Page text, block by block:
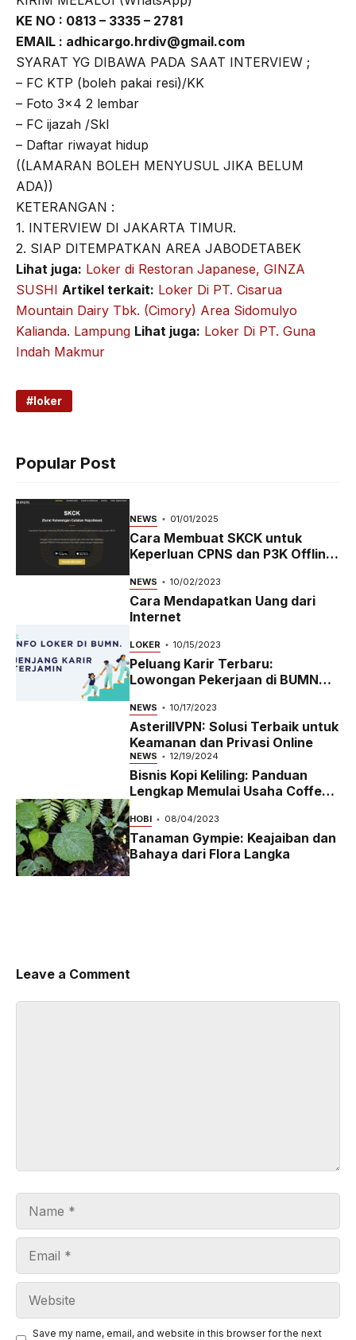
KE NO : 0813 – 3335 – 2781
EMAIL : adhicargo.hrdiv@gmail.com
SYARAT YG DIBAWA PADA SAAT INTERVIEW ;
– FC KTP (boleh pakai resi)/KK
– Foto 3×4 2 lembar
– FC ijazah /Skl
– Daftar riwayat hidup
((LAMARAN BOLEH MENYUSUL JIKA BELUM
ADA))
KETERANGAN :
1. INTERVIEW DI JAKARTA TIMUR.
2. SIAP DITEMPATKAN AREA JABODETABEK
Lihat juga: Loker di Restoran Japanese, GINZA
SUSHI Artikel terkait: Loker Di PT. Cisarua
Mountain Dairy Tbk. (Cimory) Area Sidomulyo
Kalianda. Lampung Lihat juga: Loker Di PT. Guna
Indah Makmur
loker
Popular Post
NEWS 01/01/2025
Cara Membuat SKCK untuk
Keperluan CPNS dan P3K Offline
NEWS 10/02/2023
Cara Mendapatkan Uang dari
Internet
LOKER 10/15/2023
Peluang Karir Terbaru:
Lowongan Pekerjaan di BUMN
NEWS 10/17/2023
AsterillVPN: Solusi Terbaik untuk
Keamanan dan Privasi Online
NEWS 12/19/2024
Bisnis Kopi Keliling: Panduan
Lengkap Memulai Usaha Coffee
Bike yang Menguntungkan di
2024
HOBI 08/04/2023
Tanaman Gympie: Keajaiban dan
Bahaya dari Flora Langka
Leave a Comment
Save my name, email, and website in this browser for the next